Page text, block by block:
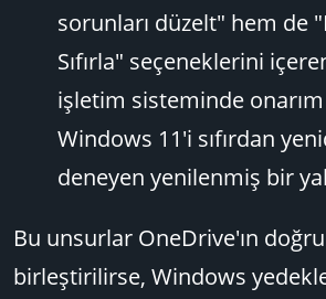
sorunları düzelt" hem de
Sıfırla" seçeneklerini
işletim sisteminde onarım
Windows 11'i sıfırdan
deneyen yenilenmiş bir
Bu unsurlar OneDrive'ın doğru
birleştirilirse, Windows